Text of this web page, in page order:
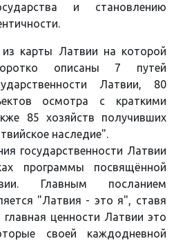
и становлению
из карты Латвии на которой
описаны 7 путей
Латвии, 80
осмотра с краткими
85 хозяйств получивших
наследие".
государственности Латвии
программы посвящённой
Главным посланием
"Латвия - это я", ставя
ценности Латвии это
своей каждодневной